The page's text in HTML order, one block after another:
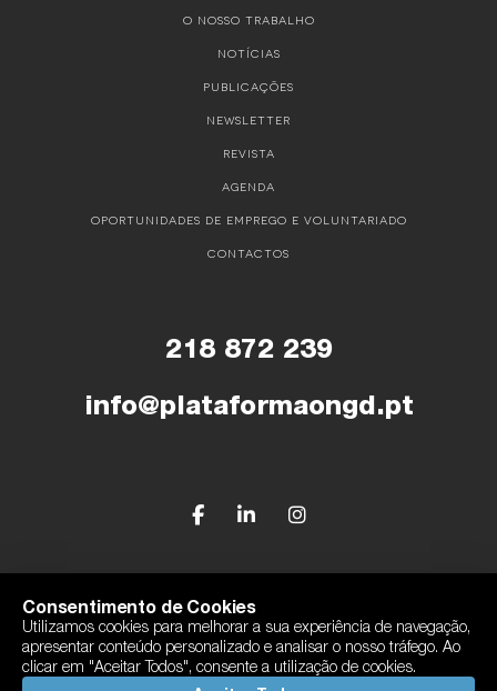
O NOSSO TRABALHO
NOTÍCIAS
PUBLICAÇÕES
NEWSLETTER
REVISTA
AGENDA
OPORTUNIDADES DE EMPREGO E VOLUNTARIADO
CONTACTOS
218 872 239
info@plataformaongd.pt
Política de Privacidade
Com o apoio de Camões, I.P
Consentimento de Cookies
Utilizamos cookies para melhorar a sua experiência de navegação,
apresentar conteúdo personalizado e analisar o nosso tráfego. Ao
clicar em "Aceitar Todos", consente a utilização de cookies.